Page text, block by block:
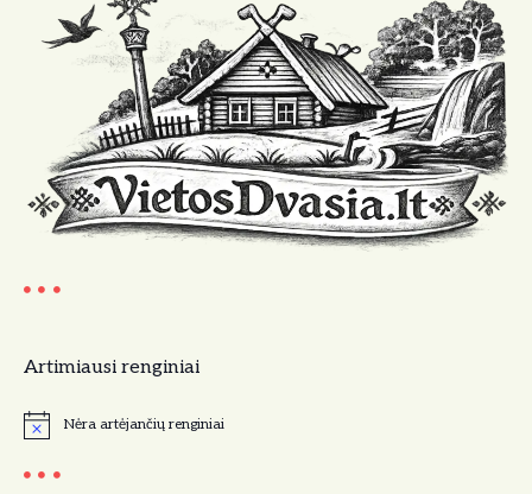
Artimiausi renginiai
N
t
Nėra artėjančių renginiai